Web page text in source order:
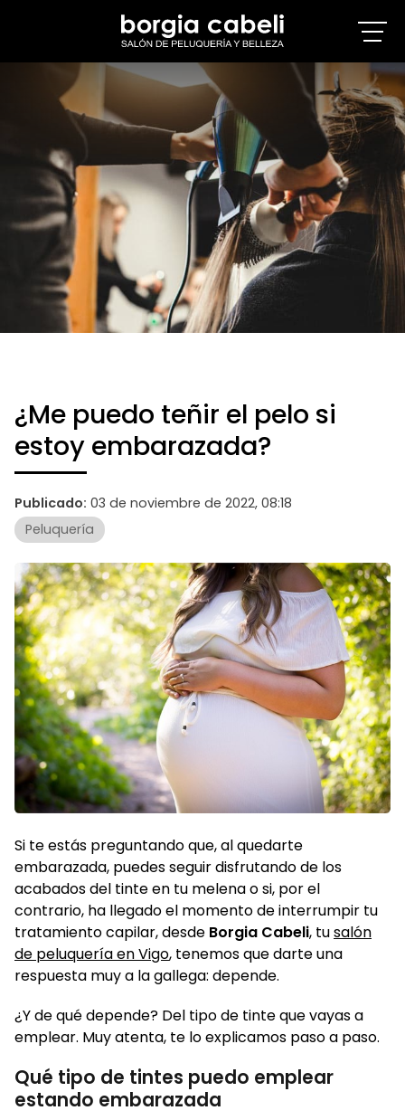
¿Me puedo teñir el pelo si
estoy embarazada?
Publicado: 03 de noviembre de 2022, 08:18
Peluquería
Si te estás preguntando que, al quedarte
embarazada, puedes seguir disfrutando de los
acabados del tinte en tu melena o si, por el
contrario, ha llegado el momento de interrumpir tu
tratamiento capilar, desde Borgia Cabeli, tusalón
de peluquería en Vigo, tenemos que darte una
respuesta muy a la gallega: depende.
¿Y de qué depende? Del tipo de tinte que vayas a
emplear. Muy atenta, te lo explicamos paso a paso.
Qué tipo de tintes puedo emplear
estando embarazada